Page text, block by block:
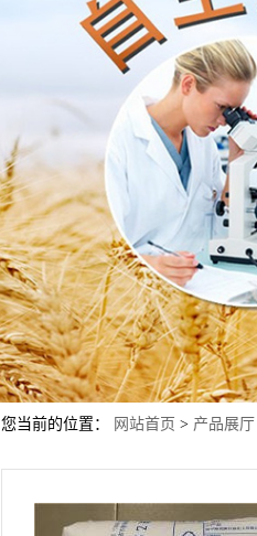
您当前的位置： 网站首页 > 产品展厅